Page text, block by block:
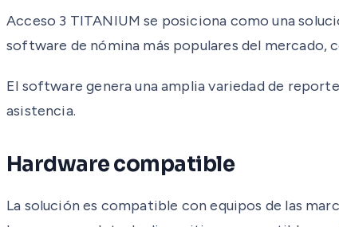
Acceso 3 TITANIUM se posiciona como una
software de nómina más populares del mercado,
El software genera una amplia variedad de
asistencia.
Hardware compatible
La solución es compatible con equipos de las